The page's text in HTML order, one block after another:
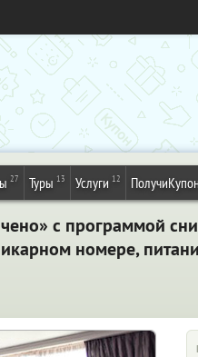
27 Туры 13 Услуги 12 ПолучиКупон
с программой
номере,